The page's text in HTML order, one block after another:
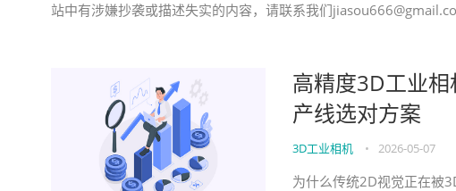
站中有涉嫌抄袭或描述失实的内容，请联系我们
高精度3D工业
产线选对方案
3D工业相机 • 2026-05-07
为什么传统2D视觉正在被